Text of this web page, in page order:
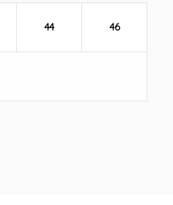
44 46